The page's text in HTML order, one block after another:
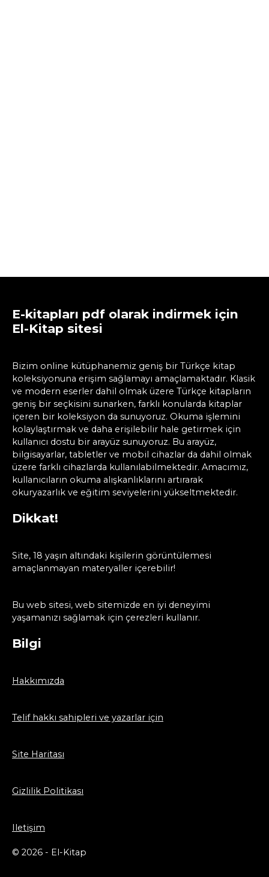
E-kitapları pdf olarak indirmek için
El-Kitap sitesi
Bizim online kütüphanemiz geniş bir Türkçe kitap
koleksiyonuna erişim sağlamayı amaçlamaktadır. Klasik
ve modern eserler dahil olmak üzere Türkçe kitapların
geniş bir seçkisini sunarken, farklı konularda kitaplar
içeren bir koleksiyon da sunuyoruz. Okuma işlemini
kolaylaştırmak ve daha erişilebilir hale getirmek için
kullanıcı dostu bir arayüz sunuyoruz. Bu arayüz,
bilgisayarlar, tabletler ve mobil cihazlar da dahil olmak
üzere farklı cihazlarda kullanılabilmektedir. Amacımız,
kullanıcıların okuma alışkanlıklarını artırarak
okuryazarlık ve eğitim seviyelerini yükseltmektedir.
Dikkat!
Site, 18 yaşın altındaki kişilerin görüntülemesi
amaçlanmayan materyaller içerebilir!
Bu web sitesi, web sitemizde en iyi deneyimi
yaşamanızı sağlamak için çerezleri kullanır.
Bilgi
Hakkımızda
Telif hakkı sahipleri ve yazarlar için
Site Haritası
Gizlilik Politikası
Iletişim
© 2026 - El-Kitap